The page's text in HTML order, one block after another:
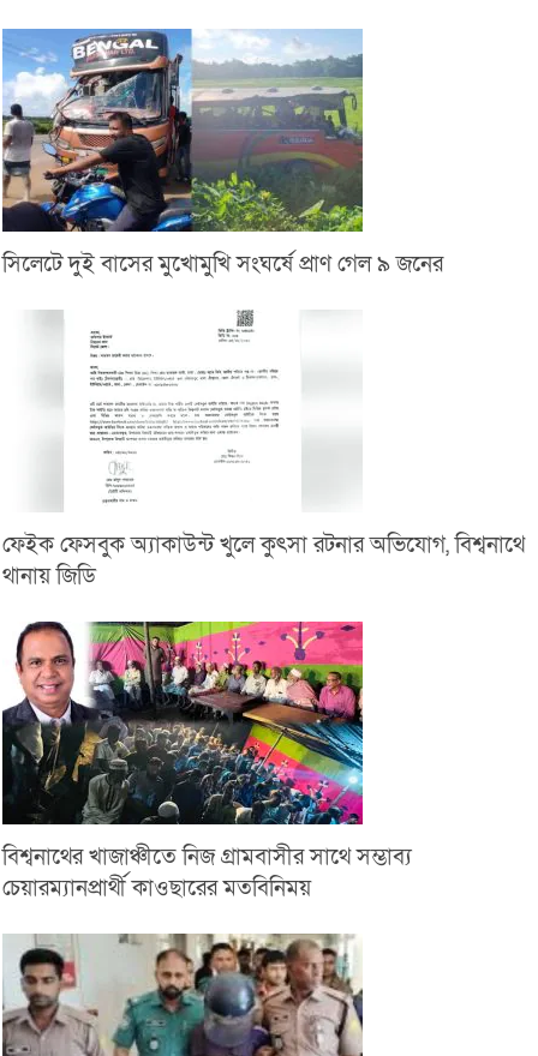
সিলেটে দুই বাসের মুখোমুখি সংঘর্ষে প্রাণ গেল ৯ জনের
ফেইক ফেসবুক অ্যাকাউন্ট খুলে কুৎসা রটনার অভিযোগ, বিশ্বনাথে
থানায় জিডি
বিশ্বনাথের খাজাঞ্চীতে নিজ গ্রামবাসীর সাথে সম্ভাব্য
চেয়ারম্যানপ্রার্থী কাওছারের মতবিনিময়